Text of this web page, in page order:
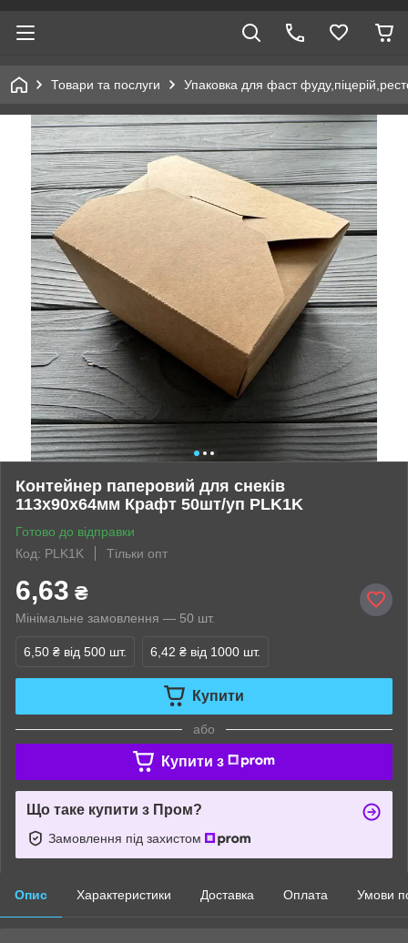
Товари та послуги Упаковка для фаст
Контейнер паперовий для снеків
113х90х64мм Крафт 50шт/уп PLK1K
Готово до відправки
Код: PLK1K
Тільки опт
6,63 ₴
Мінімальне замовлення — 50 шт.
6,50 ₴ від 500 шт. 6,42 ₴ від 1000 шт.
Купити
або
Купити з
Що таке купити з Пром?
Замовлення під захистом
Опис Характеристики Доставка Оплата Умови